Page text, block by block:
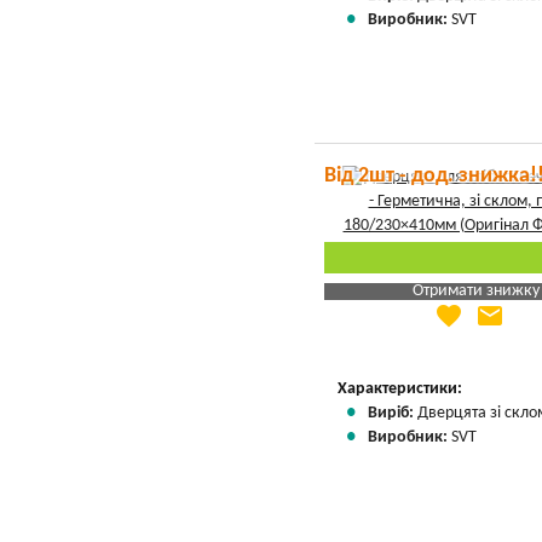
Виробник: SVT
Від 2шт - дод.
Отримати знижку
Яка Ваша ціна
favorite email
Характеристики:
Виріб: Дверцята зі
Виробник: SVT